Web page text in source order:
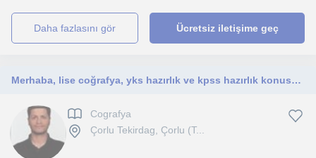
daha fazlasını gör Ücretsiz iletişime geç
Merhaba, lise coğrafya, yks hazırlık ve kpss hazırlık konusunda ders verebilirim.
Cografya
Çorlu Tekirdag, Çorlu (T...